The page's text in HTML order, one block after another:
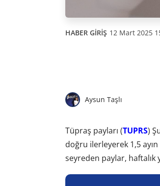
HABER GİRİŞ 12 Mart 2025
Aysun Taşlı
Tüpraş payları (TUPRS)
doğru ilerleyerek 1,5
seyreden paylar,